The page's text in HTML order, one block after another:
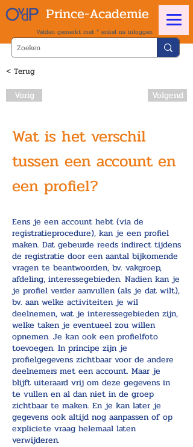
Prince-Academie
Velden gemerkt met * enkel na inloggen
< Terug
Vorig Volgend
Wat is het verschil
tussen een account en
een profiel?
Eens je een account hebt (via de
registratieprocedure), kan je een profiel
maken. Dat gebeurde reeds indirect tijdens
de registratie door een aantal bijkomende
vragen te beantwoorden, bv. vakgroep,
afdeling, interessegebieden. Nadien kan je
je profiel verder aanvullen (als je dat wilt),
bv. aan welke activiteiten je wil
deelnemen, wat je interessegebieden zijn,
welke taken je eventueel zou willen
opnemen. Je kan ook een profielfoto
toevoegen. In principe zijn je
profielgegevens zichtbaar voor de andere
deelnemers met een account. Maar je
blijft uiteraard vrij om deze gegevens in
te vullen en al dan niet in de groep
zichtbaar te maken. En je kan later je
gegevens ook altijd nog aanpassen of op
expliciete vraag helemaal laten
verwijderen.